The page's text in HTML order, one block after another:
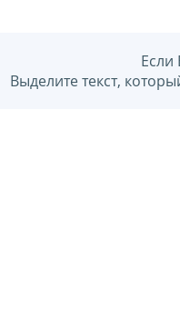
Если
Выделите текст,